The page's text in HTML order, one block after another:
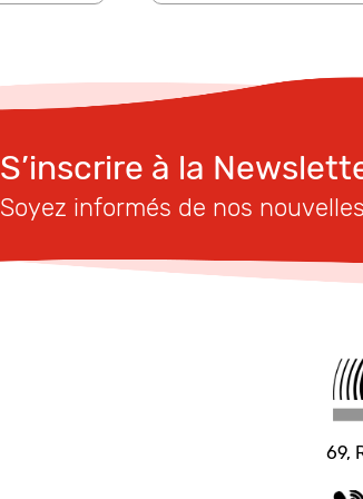
S’inscrire à la
Soyez informés de nos nouvelles
69,